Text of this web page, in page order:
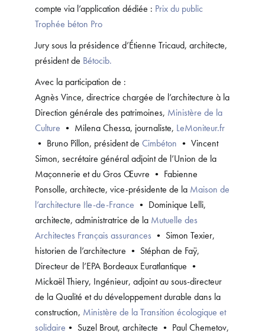
compte via l’application dédiée : Prix du public
Trophée béton Pro
Jury sous la présidence d’Étienne Tricaud, architecte,
président de Bétocib.
Avec la participation de :
Agnès Vince, directrice chargée de l’architecture à la
Direction générale des patrimoines, Ministère de la
Culture • Milena Chessa, journaliste, LeMoniteur.fr
• Bruno Pillon, président deCimbéton • Vincent
Simon, secrétaire général adjoint de l’Union de la
Maçonnerie et du Gros Œuvre • Fabienne
Ponsolle, architecte, vice-présidente de la Maison de
l’architecture Ile-de-France • Dominique Lelli,
architecte, administratrice de la Mutuelle des
Architectes Français assurances • Simon Texier,
historien de l’architecture • Stéphan de Faÿ,
Directeur de l’EPA Bordeaux Euratlantique •
Mickaël Thiery, Ingénieur, adjoint au sous-directeur
de la Qualité et du développement durable dans la
construction, Ministère de la Transition écologique et
solidaire • Suzel Brout, architecte • Paul Chemetov,